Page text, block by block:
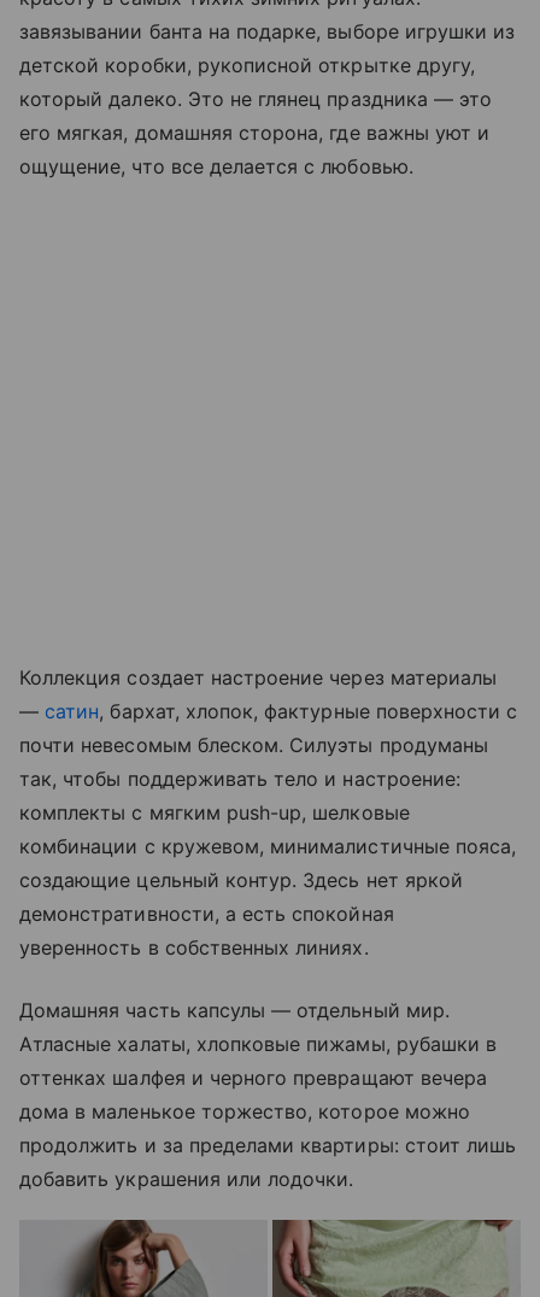
завязывании банта на подарке, выборе игрушки из
детской коробки, рукописной открытке другу,
который далеко. Это не глянец праздника — это
его мягкая, домашняя сторона, где важны уют и
ощущение, что все делается с любовью.
Коллекция создает настроение через материалы
— сатин, бархат, хлопок, фактурные поверхности с
почти невесомым блеском. Силуэты продуманы
так, чтобы поддерживать тело и настроение:
комплекты с мягким push-up, шелковые
комбинации с кружевом, минималистичные пояса,
создающие цельный контур. Здесь нет яркой
демонстративности, а есть спокойная
уверенность в собственных линиях.
Домашняя часть капсулы — отдельный мир.
Атласные халаты, хлопковые пижамы, рубашки в
оттенках шалфея и черного превращают вечера
дома в маленькое торжество, которое можно
продолжить и за пределами квартиры: стоит лишь
добавить украшения или лодочки.